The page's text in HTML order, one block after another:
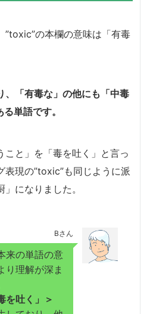
”toxic”の本欄の意味は「有毒
、「有毒な」の他にも「中毒
単語です。
こと」を「毒を吐く」と言っ
表現の”toxic”も同じように派
になりました。
Bさん
来の単語の意
り理解が深ま
を吐く」＞